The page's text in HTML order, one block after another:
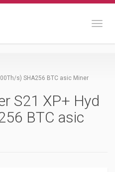
s) SHA256 BTC asic Miner
S21 XP+ Hyd
BTC asic